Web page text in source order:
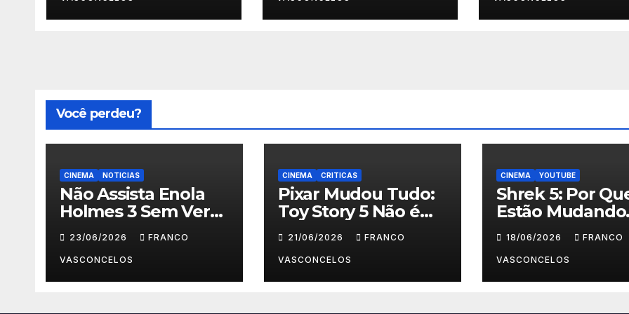
Você perdeu?
CINEMA NOTICIAS
Não Assista Enola
Holmes 3 Sem Ver
Isso Primeiro!
23/06/2026 FRANCO
VASCONCELOS
CINEMA CRITICAS
Pixar Mudou Tudo:
Toy Story 5 Não é
Para Crianças
21/06/2026 FRANCO
VASCONCELOS
CINEMA YOUTUBE
Shrek 5: Por
Estão Mudando
Tudo?
18/06/2026 FRANCO
VASCONCELOS